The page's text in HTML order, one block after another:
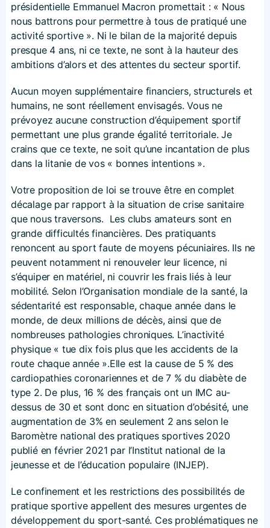
présidentielle Emmanuel Macron promettait : « Nous
nous battrons pour permettre à tous de pratiqué une
activité sportive ». Ni le bilan de la majorité depuis
presque 4 ans, ni ce texte, ne sont à la hauteur des
ambitions d’alors et des attentes du secteur sportif.
Aucun moyen supplémentaire financiers, structurels et
humains, ne sont réellement envisagés. Vous ne
prévoyez aucune construction d’équipement sportif
permettant une plus grande égalité territoriale. Je
crains que ce texte, ne soit qu’une incantation de plus
dans la litanie de vos « bonnes intentions ».
Votre proposition de loi se trouve être en complet
décalage par rapport à la situation de crise sanitaire
que nous traversons. Les clubs amateurs sont en
grande difficultés financières. Des pratiquants
renoncent au sport faute de moyens pécuniaires. Ils ne
peuvent notamment ni renouveler leur licence, ni
s’équiper en matériel, ni couvrir les frais liés à leur
mobilité. Selon l’Organisation mondiale de la santé, la
sédentarité est responsable, chaque année dans le
monde, de deux millions de décès, ainsi que de
nombreuses pathologies chroniques. L’inactivité
physique « tue dix fois plus que les accidents de la
route chaque année ».Elle est la cause de 5 % des
cardiopathies coronariennes et de 7 % du diabète de
type 2. De plus, 16 % des français ont un IMC au-
dessus de 30 et sont donc en situation d’obésité, une
augmentation de 3% en seulement 2 ans selon le
Baromètre national des pratiques sportives 2020
publié en février 2021 par l’Institut national de la
jeunesse et de l’éducation populaire (INJEP).
Le confinement et les restrictions des possibilités de
pratique sportive appellent des mesures urgentes de
développement du sport-santé. Ces problématiques ne